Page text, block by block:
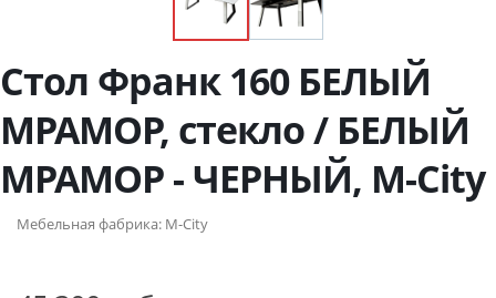
Стол Франк 160 БЕЛЫЙ
МРАМОР, стекло / БЕЛЫЙ
МРАМОР - ЧЕРНЫЙ, М-City
Мебельная фабрика: M-City